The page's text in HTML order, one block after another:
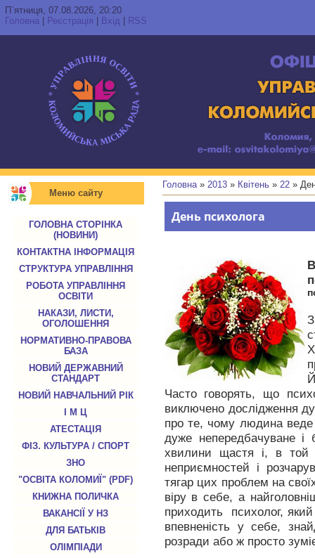
П`ятниця, 07.08.2026, 20:20
Головна
Реєстрація Вхід RSS
Меню сайту
ГОЛОВНА СТОРІНКА
(НОВИНИ)
КОНТАКТНА ІНФОРМАЦІЯ
СТРУКТУРА УПРАВЛІННЯ
РОБОТА УПРАВЛІННЯ
ОСВІТИ
НАКАЗИ, ЛИСТИ,
ОГОЛОШЕННЯ
НОРМАТИВНО-ПРАВОВА
БАЗА
НОВИЙ ДЕРЖАВНИЙ
СТАНДАРТ
НОВИЙ НАВЧАЛЬНИЙ РІК
І М Ц
АТЕСТАЦІЯ
ФІЗ. КУЛЬТУРА / СПОРТ
ЗНО
"ОСВІТА КОЛОМИЇ" (PDF)
КНИЖНА ПОЛИЧКА
ВАКАНСІЇ У НЗ
ДЛЯ БАТЬКІВ
ОЛІМПІАДИ
Головна» 2013 » Квітень » 22»
День психолога
Часто говорять, що
виключено дослідження
про те, чому людина
дуже непередбачуване
хвилини щастя і, в той
неприємностей і
тягар цих проблем на
віру в себе, а
приходить психолог,
впевненість у себе,
розради або ж просто